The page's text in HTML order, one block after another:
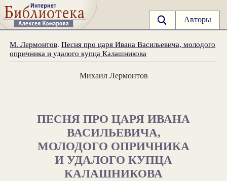
Авторы
М. Лермонтов.Песня про царя Ивана Васильевича, молодого
опричника и удалого купца Калашникова
Михаил Лермонтов
ПЕСНЯ ПРО ЦАРЯ ИВАНА
ВАСИЛЬЕВИЧА,
МОЛОДОГО ОПРИЧНИКА
И УДАЛОГО КУПЦА
КАЛАШНИКОВА